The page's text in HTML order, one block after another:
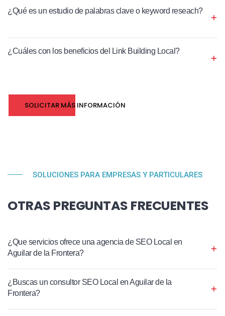
¿Qué es un estudio de palabras clave o keyword reseach?
¿Cuáles con los beneficios del Link Building Local?
SOLICITAR MÁS INFORMACIÓN
SOLUCIONES PARA EMPRESAS Y PARTICULARES
OTRAS PREGUNTAS FRECUENTES
¿Que servicios ofrece una agencia de SEO Local en
Aguilar de la Frontera?
¿Buscas un consultor SEO Local en Aguilar de la
Frontera?